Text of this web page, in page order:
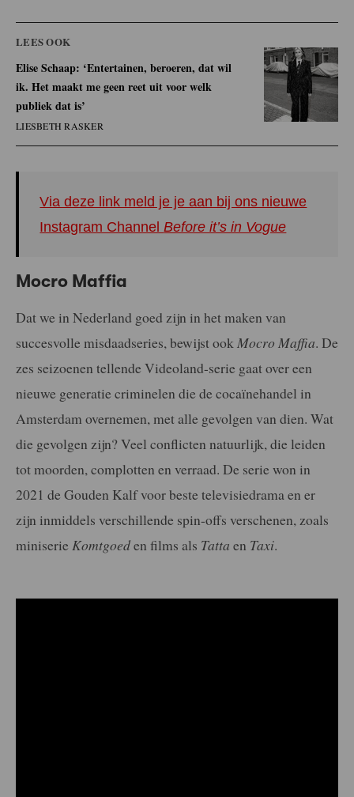
LEES OOK
Elise Schaap: ‘Entertainen, beroeren, dat wil
ik. Het maakt me geen reet uit voor welk
publiek dat is’
LIESBETH RASKER
Via deze link meld je je aan bij ons nieuwe
Instagram ChannelBefore it’s in Vogue
Mocro Maffia
Dat we in Nederland goed zijn in het maken van
succesvolle misdaadseries, bewijst ookMocro Maffia. De
zes seizoenen tellende Videoland-serie gaat over een
nieuwe generatie criminelen die de cocaïnehandel in
Amsterdam overnemen, met alle gevolgen van dien. Wat
die gevolgen zijn? Veel conflicten natuurlijk, die leiden
tot moorden, complotten en verraad. De serie won in
2021 de Gouden Kalf voor beste televisiedrama en er
zijn inmiddels verschillende spin-offs verschenen, zoals
miniserie Komtgoeden films als Tatta en Taxi.